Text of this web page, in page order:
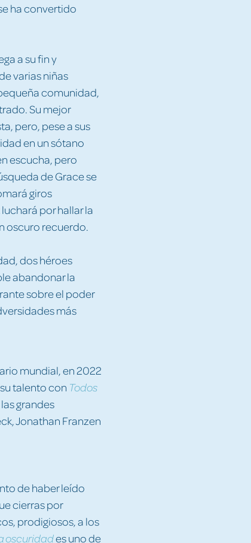
ha convertido
a su fin y
varias niñas
comunidad,
Su mejor
pero, pese a sus
en un sótano
escucha, pero
de Grace se
giros
por hallar la
oscuro recuerdo.
dos héroes
abandonar la
sobre el poder
más
mundial, en 2022
talento con Todos
grandes
Jonathan Franzen
de haber leído
cierras por
prodigiosos, a los
oscuridades uno de